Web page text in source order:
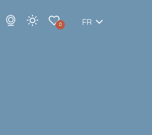
0 FR